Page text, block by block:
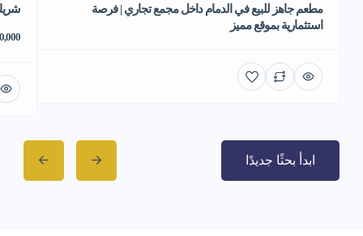
مطعم جاهز للبيع في الدمام داخل مجمع تجاري | فرصة
استثمارية بموقع مميز
70,000
ابدأ بحثًا جديدًا